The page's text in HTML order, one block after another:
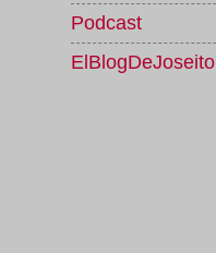
Podcast
ElBlogDeJoseito